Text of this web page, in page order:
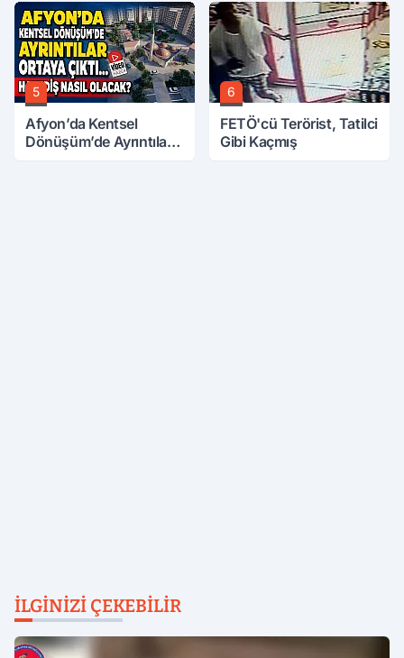
5
Afyon’da Kentsel
Dönüşüm’de Ayrıntılar
6
FETÖ'cü Terörist, Tatilci
Gibi Kaçmış
İLGINIZI ÇEKEBILIR